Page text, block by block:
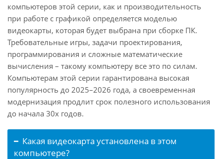
компьютеров этой серии, как и производительность
при работе с графикой определяется моделью
видеокарты, которая будет выбрана при сборке ПК.
Требовательные игры, задачи проектирования,
программирования и сложные математические
вычисления – такому компьютеру все это по силам.
Компьютерам этой серии гарантирована высокая
популярность до 2025–2026 года, а своевременная
модернизация продлит срок полезного использования
до начала 30х годов.
Какая видеокарта установлена в этом
компьютере?